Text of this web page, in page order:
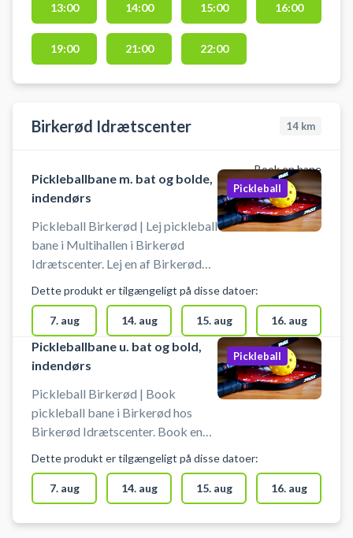
hos DGI Byen København. DGI
Byen på Tietgensgade 65, 1704
København V, byder udover leje af
pickleballbaner på flere andre
sportsaktiviteter som badminton,
13:00 14:00 15:00 16:00
19:00 21:00 22:00
Birkerød Idrætscenter 14 km
Book en bane
Pickleballbane m. bat og bolde,
indendørs
Pickleball Birkerød | Lej pickleball
bane i Multihallen i Birkerød
Idrætscenter. Lej en af Birkerød
multihallen og spil pickleball.
Pickleball bane er med bolde og
bat til 4 pickleball spillere.
Pickleball
Dette produkt er tilgængeligt på disse datoer:
7. aug 14. aug 15. aug 16. aug
Pickleballbane u. bat og bold,
indendørs
Pickleball Birkerød | Book
pickleball bane i Birkerød hos
Birkerød Idrætscenter. Book en
Birkerød Idrætscenters multihal.
Pickleball
Dette produkt er tilgængeligt på disse datoer:
7. aug 14. aug 15. aug 16. aug